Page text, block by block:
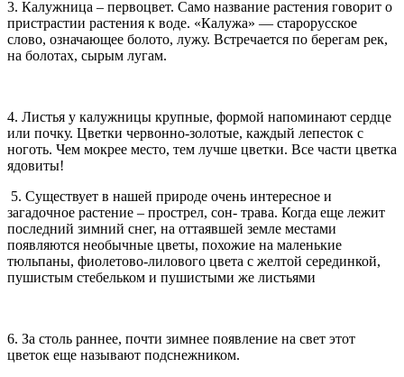
3. Калужница – первоцвет. Само название растения говорит о
пристрастии растения к воде. «Калужа» — старорусское
слово, означающее болото, лужу. Встречается по берегам рек,
на болотах, сырым лугам.
4. Листья у калужницы крупные, формой напоминают сердце
или почку. Цветки червонно-золотые, каждый лепесток с
ноготь. Чем мокрее место, тем лучше цветки. Все части цветка
ядовиты!
5. Существует в нашей природе очень интересное и
загадочное растение – прострел, сон- трава. Когда еще лежит
последний зимний снег, на оттаявшей земле местами
появляются необычные цветы, похожие на маленькие
тюльпаны, фиолетово-лилового цвета с желтой серединкой,
пушистым стебельком и пушистыми же листьями
6. За столь раннее, почти зимнее появление на свет этот
цветок еще называют подснежником.